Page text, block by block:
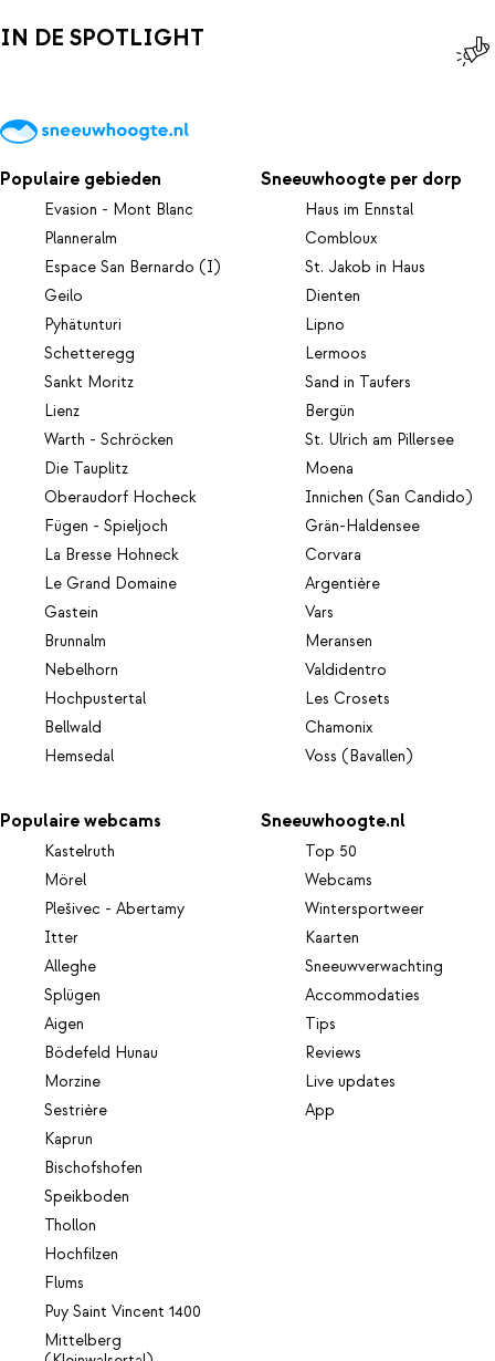
IN DE SPOTLIGHT
Populaire gebieden
Evasion - Mont Blanc
Planneralm
Espace San Bernardo (I)
Geilo
Pyhätunturi
Schetteregg
Sankt Moritz
Lienz
Warth - Schröcken
Die Tauplitz
Oberaudorf Hocheck
Fügen - Spieljoch
La Bresse Hohneck
Le Grand Domaine
Gastein
Brunnalm
Nebelhorn
Hochpustertal
Bellwald
Hemsedal
Sneeuwhoogte per dorp
Haus im Ennstal
Combloux
St. Jakob in Haus
Dienten
Lipno
Lermoos
Sand in Taufers
Bergün
St. Ulrich am Pillersee
Moena
Innichen (San Candido)
Grän-Haldensee
Corvara
Argentière
Vars
Meransen
Valdidentro
Les Crosets
Chamonix
Voss (Bavallen)
Populaire webcams
Kastelruth
Mörel
Plešivec - Abertamy
Itter
Alleghe
Splügen
Aigen
Bödefeld Hunau
Morzine
Sestrière
Kaprun
Bischofshofen
Speikboden
Thollon
Hochfilzen
Flums
Puy Saint Vincent 1400
Mittelberg
Sneeuwhoogte.nl
Top 50
Webcams
Wintersportweer
Kaarten
Sneeuwverwachting
Accommodaties
Tips
Reviews
Live updates
App